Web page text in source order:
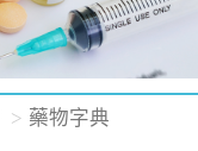
g
e
藥物字典